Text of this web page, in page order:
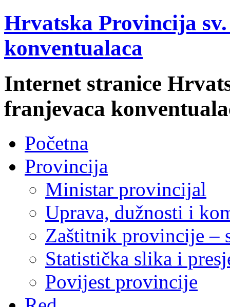
Hrvatska Provincija
konventualaca
Internet stranice
franjevaca
Početna
Provincija
Ministar provincijal
Uprava, dužnosti i
Zaštitnik provincije –
Statistička slika i
Povijest provincije